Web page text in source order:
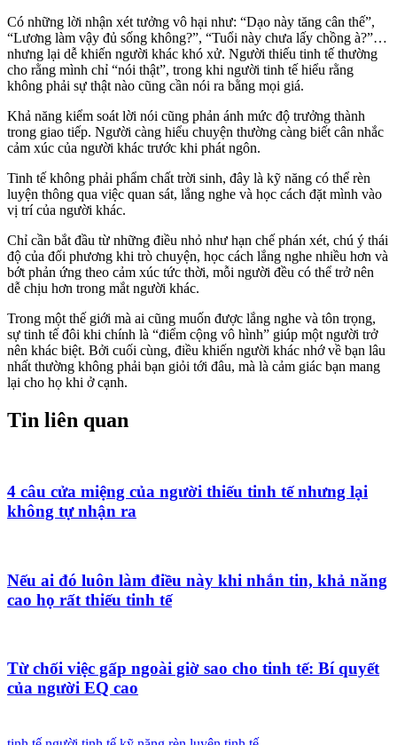
Có những lời nhận xét tưởng vô hại như: “Dạo này tăng cân thế”,
“Lương làm vậy đủ sống không?”, “Tuổi này chưa lấy chồng à?”…
nhưng lại dễ khiến người khác khó xử. Người thiếu tinh tế thường
cho rằng mình chỉ “nói thật”, trong khi người tinh tế hiểu rằng
không phải sự thật nào cũng cần nói ra bằng mọi giá.
Khả năng kiểm soát lời nói cũng phản ánh mức độ trưởng thành
trong giao tiếp. Người càng hiểu chuyện thường càng biết cân nhắc
cảm xúc của người khác trước khi phát ngôn.
Tinh tế không phải phẩm chất trời sinh, đây là kỹ năng có thể rèn
luyện thông qua việc quan sát, lắng nghe và học cách đặt mình vào
vị trí của người khác.
Chỉ cần bắt đầu từ những điều nhỏ như hạn chế phán xét, chú ý thái
độ của đối phương khi trò chuyện, học cách lắng nghe nhiều hơn và
bớt phản ứng theo cảm xúc tức thời, mỗi người đều có thể trở nên
dễ chịu hơn trong mắt người khác.
Trong một thế giới mà ai cũng muốn được lắng nghe và tôn trọng,
sự tinh tế đôi khi chính là “điểm cộng vô hình” giúp một người trở
nên khác biệt. Bởi cuối cùng, điều khiến người khác nhớ về bạn lâu
nhất thường không phải bạn giỏi tới đâu, mà là cảm giác bạn mang
lại cho họ khi ở cạnh.
Tin liên quan
4 câu cửa miệng của người thiếu tinh tế nhưng lại
không tự nhận ra
Nếu ai đó luôn làm điều này khi nhắn tin, khả năng
cao họ rất thiếu tinh tế
Từ chối việc gấp ngoài giờ sao cho tinh tế: Bí quyết
của người EQ cao